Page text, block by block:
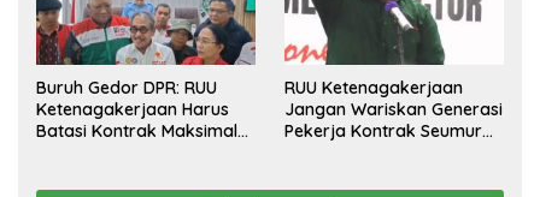
Buruh Gedor DPR: RUU
Ketenagakerjaan Harus
Batasi Kontrak Maksimal
RUU Ketenagakerjaan
Jangan Wariskan Generasi
Pekerja Kontrak Seumur